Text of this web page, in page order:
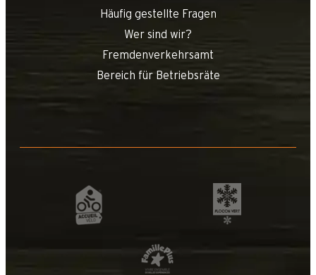
Häufig gestellte Fragen
Wer sind wir?
Fremdenverkehrsamt
Bereich für Betriebsräte